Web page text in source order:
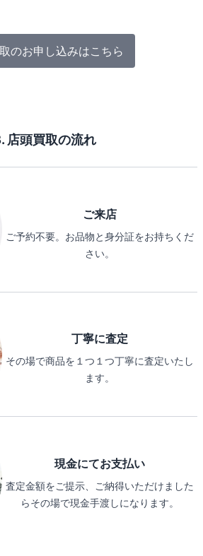
のお申し込みはこちら
店頭買取の流れ
ご来店
ご予約不要。お品物と身分証をお持ちくだ
さい。
丁寧に査定
その場で商品を１つ１つ丁寧に査定いたし
ます。
現金にてお支払い
査定金額をご提示、ご納得いただけました
らその場で現金手渡しになります。